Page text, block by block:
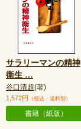
サラリーマンの精神
衛生 …
谷口清超(著)
1,572円 （税込・送料別）
書籍（紙版）